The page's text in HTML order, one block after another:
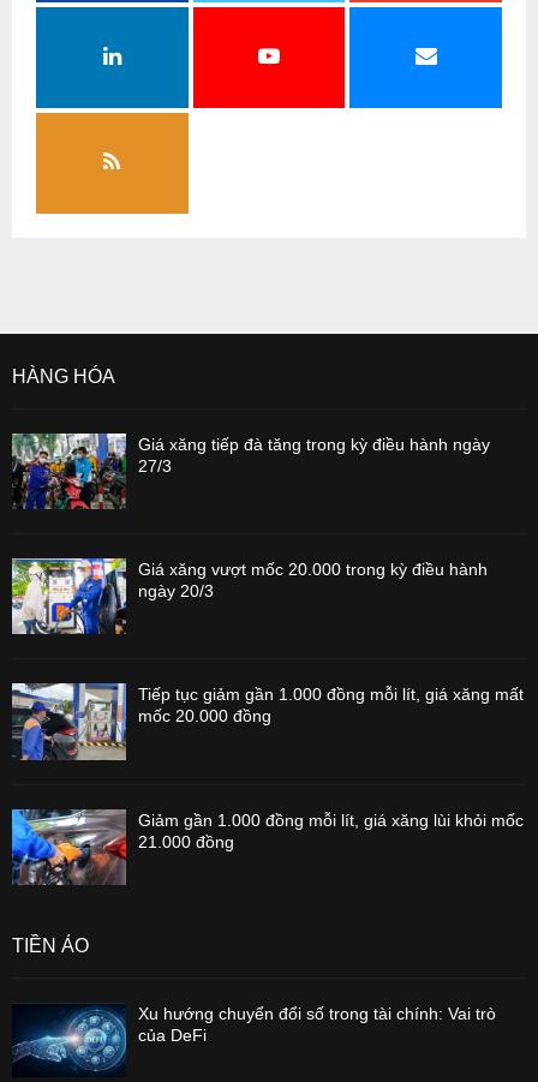
HÀNG HÓA
Giá xăng tiếp đà tăng trong kỳ điều hành ngày
27/3
Giá xăng vượt mốc 20.000 trong kỳ điều hành
ngày 20/3
Tiếp tục giảm gần 1.000 đồng mỗi lít, giá xăng mất
mốc 20.000 đồng
Giảm gần 1.000 đồng mỗi lít, giá xăng lùi khỏi mốc
21.000 đồng
TIỀN ẢO
Xu hướng chuyển đổi số trong tài chính: Vai trò
của DeFi